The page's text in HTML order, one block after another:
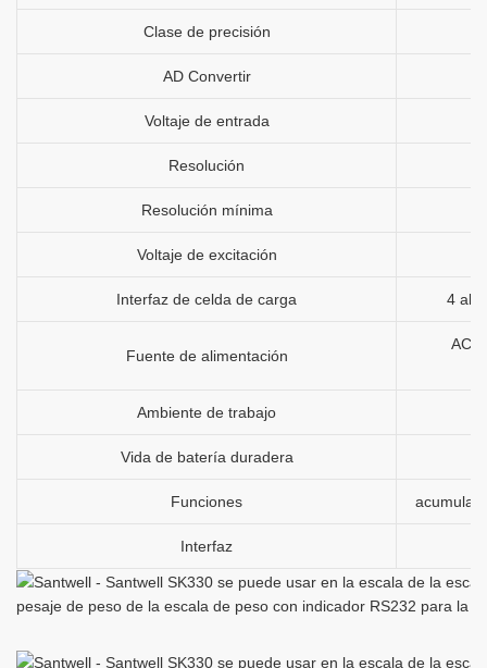
Clase de precisión
AD Convertir
Voltaje de entrada
Resolución
Resolución mínima
Voltaje de excitación
Interfaz de celda de carga 4
Fuente de alimentación
Ambiente de trabajo
Vida de batería duradera
Funciones
Interfaz